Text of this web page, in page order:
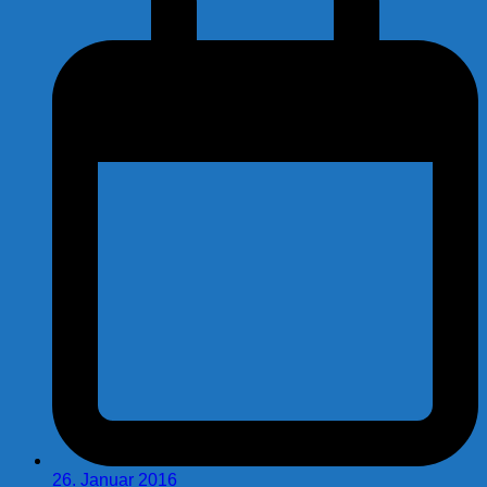
26. Januar 2016